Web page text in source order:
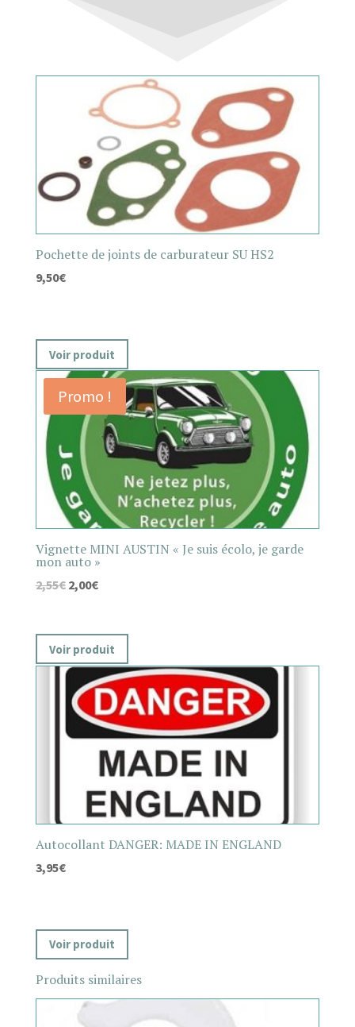
Pochette de joints de carburateur SU HS2
9,50€
Voir produit
Promo !
Vignette MINI AUSTIN « Je suis écolo, je garde
mon auto »
2,55€ 2,00€
Voir produit
Autocollant DANGER: MADE IN ENGLAND
3,95€
Voir produit
Produits similaires